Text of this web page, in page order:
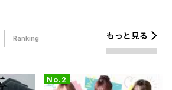
Ranking もっと見る